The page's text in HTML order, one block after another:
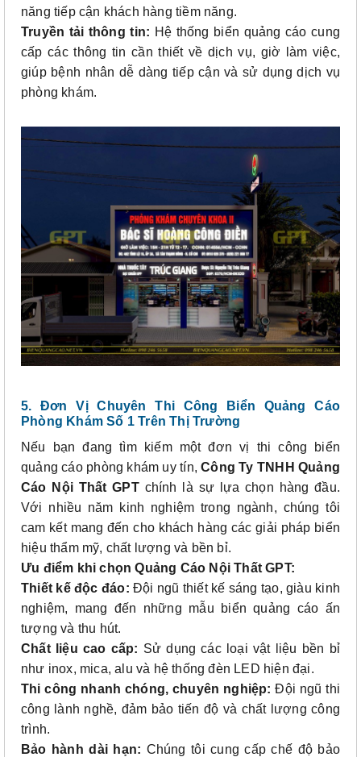
năng tiếp cận khách hàng tiềm năng.
Truyền tải thông tin: Hệ thống biển quảng cáo cung
cấp các thông tin cần thiết về dịch vụ, giờ làm việc,
giúp bệnh nhân dễ dàng tiếp cận và sử dụng dịch vụ
phòng khám.
5. Đơn Vị Chuyên Thi Công Biển Quảng Cáo
Phòng Khám Số 1 Trên Thị Trường
Nếu bạn đang tìm kiếm một đơn vị thi công biển
quảng cáo phòng khám uy tín,Công Ty TNHH Quảng
Cáo Nội Thất GPTchính là sự lựa chọn hàng đầu.
Với nhiều năm kinh nghiệm trong ngành, chúng tôi
cam kết mang đến cho khách hàng các giải pháp biển
hiệu thẩm mỹ, chất lượng và bền bỉ.
Ưu điểm khi chọn Quảng Cáo Nội Thất GPT:
Thiết kế độc đáo: Đội ngũ thiết kế sáng tạo, giàu kinh
nghiệm, mang đến những mẫu biển quảng cáo ấn
tượng và thu hút.
Chất liệu cao cấp: Sử dụng các loại vật liệu bền bỉ
như inox, mica, alu và hệ thống đèn LED hiện đại.
Thi công nhanh chóng, chuyên nghiệp: Đội ngũ thi
công lành nghề, đảm bảo tiến độ và chất lượng công
trình.
Bảo hành dài hạn: Chúng tôi cung cấp chế độ bảo